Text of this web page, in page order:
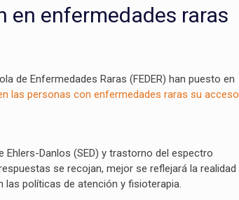
en enfermedades raras
de Enfermedades Raras (FEDER) han puesto en
las personas con enfermedades raras su acceso
Ehlers-Danlos (SED) y trastorno del espectro
se recojan, mejor se reflejará la realidad
políticas de atención y fisioterapia.